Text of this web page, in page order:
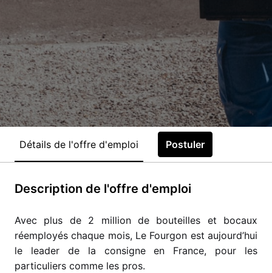
Détails de l'offre d'emploi Postuler
Description de l'offre d'emploi
Avec plus de 2 million de bouteilles et bocaux
réemployés chaque mois, Le Fourgon est aujourd’hui
le leader de la consigne en France, pour les
particuliers comme les pros.